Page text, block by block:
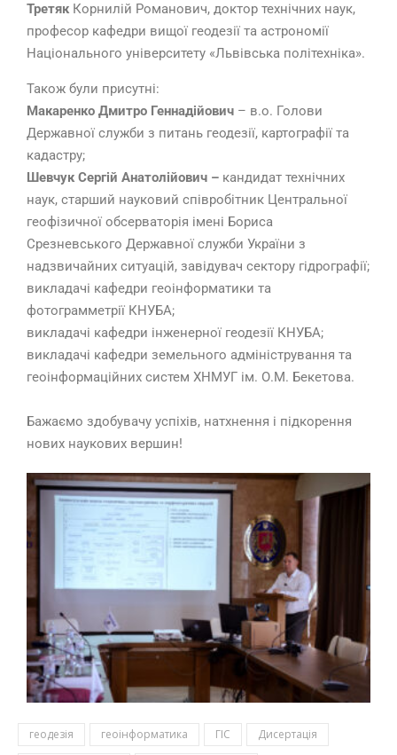
Третяк Корнилій Романович, доктор технічних наук,
професор кафедри вищої геодезії та астрономії
Національного університету «Львівська політехніка».
Також були присутні:
Макаренко Дмитро Геннадійович – в.о. Голови
Державної служби з питань геодезії, картографії та
кадастру;
Шевчук Сергій Анатолійович – кандидат технічних
наук, старший науковий співробітник Центральної
геофізичної обсерваторія імені Бориса
Срезневського Державної служби України з
надзвичайних ситуацій, завідувач сектору гідрографії;
викладачі кафедри геоінформатики та
фотограмметрії КНУБА;
викладачі кафедри інженерної геодезії КНУБА;
викладачі кафедри земельного адміністрування та
геоінформаційних систем ХНМУГ ім. О.М. Бекетова.
Бажаємо здобувачу успіхів, натхнення і підкорення
нових наукових вершин!
геодезія геоінформатика ГІС
Дисертація